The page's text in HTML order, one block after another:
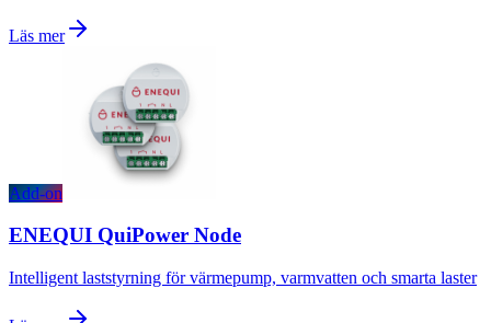
Läs mer
Add-on
ENEQUI QuiPower Node
Intelligent laststyrning för värmepump, varmvatten och smarta laster